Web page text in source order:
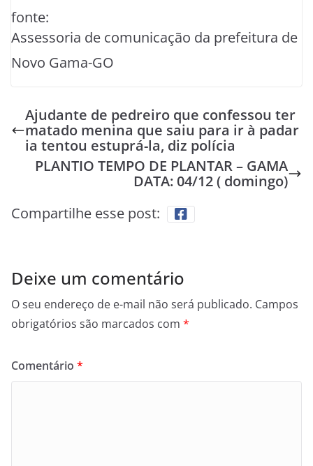
fonte:
Assessoria de comunicação da prefeitura de
Novo Gama-GO
Ajudante de pedreiro que confessou ter
matado menina que saiu para ir à padar
ia tentou estuprá-la, diz polícia
PLANTIO TEMPO DE PLANTAR – GAMA
DATA: 04/12 ( domingo)
Compartilhe esse post:
Deixe um comentário
O seu endereço de e-mail não será publicado. Campos
obrigatórios são marcados com *
Comentário *